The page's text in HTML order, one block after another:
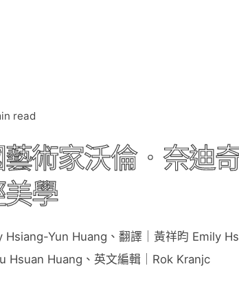
read
術家沃倫．奈迪
學
Hsiang-Yun Huang、翻譯｜黃祥昀 Emily
Hsuan Huang、英文編輯｜Rok Kranjc